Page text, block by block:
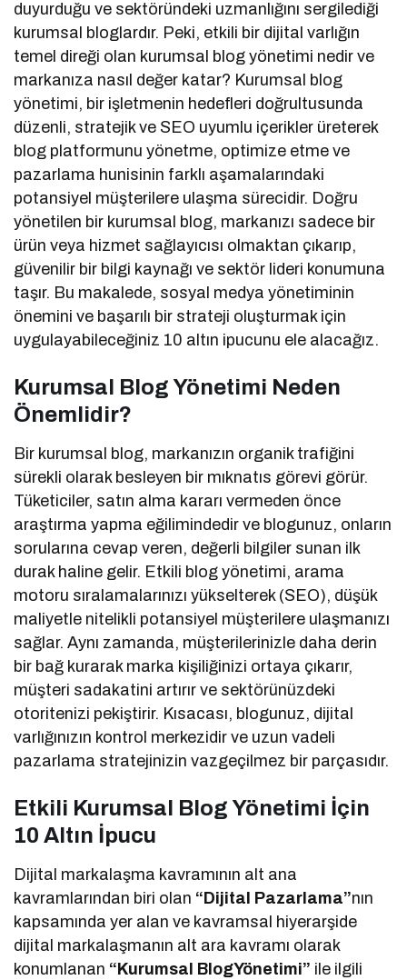
duyurduğu ve sektöründeki uzmanlığını sergilediği
kurumsal bloglardır. Peki, etkili bir dijital varlığın
temel direği olan kurumsal blog yönetimi nedir ve
markanıza nasıl değer katar? Kurumsal blog
yönetimi, bir işletmenin hedefleri doğrultusunda
düzenli, stratejik ve SEO uyumlu içerikler üreterek
blog platformunu yönetme, optimize etme ve
pazarlama hunisinin farklı aşamalarındaki
potansiyel müşterilere ulaşma sürecidir. Doğru
yönetilen bir kurumsal blog, markanızı sadece bir
ürün veya hizmet sağlayıcısı olmaktan çıkarıp,
güvenilir bir bilgi kaynağı ve sektör lideri konumuna
taşır. Bu makalede, sosyal medya yönetiminin
önemini ve başarılı bir strateji oluşturmak için
uygulayabileceğiniz 10 altın ipucunu ele alacağız.
Kurumsal Blog Yönetimi Neden
Önemlidir?
Bir kurumsal blog, markanızın organik trafiğini
sürekli olarak besleyen bir mıknatıs görevi görür.
Tüketiciler, satın alma kararı vermeden önce
araştırma yapma eğilimindedir ve blogunuz, onların
sorularına cevap veren, değerli bilgiler sunan ilk
durak haline gelir. Etkili blog yönetimi, arama
motoru sıralamalarınızı yükselterek (SEO), düşük
maliyetle nitelikli potansiyel müşterilere ulaşmanızı
sağlar. Aynı zamanda, müşterilerinizle daha derin
bir bağ kurarak marka kişiliğinizi ortaya çıkarır,
müşteri sadakatini artırır ve sektörünüzdeki
otoritenizi pekiştirir. Kısacası, blogunuz, dijital
varlığınızın kontrol merkezidir ve uzun vadeli
pazarlama stratejinizin vazgeçilmez bir parçasıdır.
Etkili Kurumsal Blog Yönetimi İçin
10 Altın İpucu
Dijital markalaşma kavramının alt ana
kavramlarından biri olan “Dijital Pazarlama”nın
kapsamında yer alan ve kavramsal hiyerarşide
dijital markalaşmanın alt ara kavramı olarak
konumlanan “Kurumsal BlogYönetimi” ile ilgili